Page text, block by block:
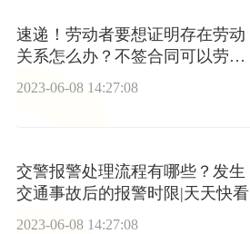
速递！劳动者要想证明存在劳动
关系怎么办？不签合同可以劳动
仲裁吗？
2023-06-08 14:27:08
交警报警处理流程有哪些？发生
交通事故后的报警时限|天天快看
2023-06-08 14:27:08